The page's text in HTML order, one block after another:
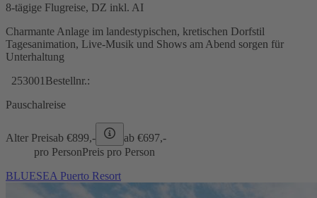
8-tägige Flugreise, DZ inkl. AI
Charmante Anlage im landestypischen, kretischen Dorfstil
Tagesanimation, Live-Musik und Shows am Abend sorgen für
Unterhaltung
253001 Bestellnr.:
Pauschalreise
Alter Preisab €899,- ab €697,-
pro PersonPreis pro Person
BLUESEA Puerto Resort